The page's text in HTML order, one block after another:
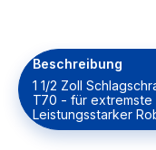
Beschreibung
1 1/2 Zoll
T70 - für extremste
Leistungsstarker